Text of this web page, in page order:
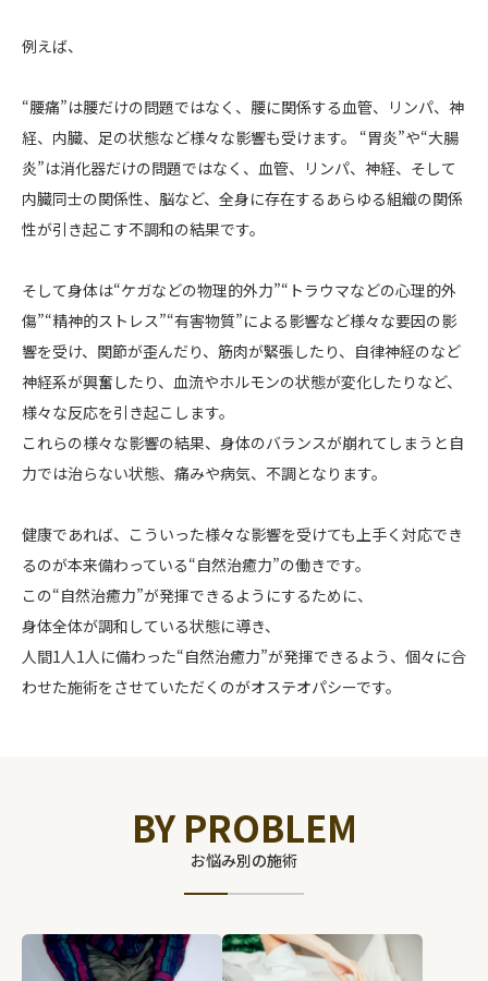
例えば、
“腰痛”は腰だけの問題ではなく、腰に関係する血管、リンパ、神
経、内臓、足の状態など様々な影響も受けます。 “胃炎”や“大腸
炎”は消化器だけの問題ではなく、血管、リンパ、神経、そして
内臓同士の関係性、脳など、全身に存在するあらゆる組織の関係
性が引き起こす不調和の結果です。
そして身体は“ケガなどの物理的外力”“トラウマなどの心理的外
傷”“精神的ストレス”“有害物質”による影響など様々な要因の影
響を受け、関節が歪んだり、筋肉が緊張したり、自律神経のなど
神経系が興奮したり、血流やホルモンの状態が変化したりなど、
様々な反応を引き起こします。
これらの様々な影響の結果、身体のバランスが崩れてしまうと自
力では治らない状態、痛みや病気、不調となります。
健康であれば、こういった様々な影響を受けても上手く対応でき
るのが本来備わっている“自然治癒力”の働きです。
この“自然治癒力”が発揮できるようにするために、
身体全体が調和している状態に導き、
人間1人1人に備わった“自然治癒力”が発揮できるよう、個々に合
わせた施術をさせていただくのがオステオパシーです。
BY PROBLEM
お悩み別の施術